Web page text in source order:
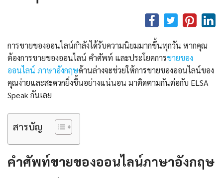
การขายของออนไลน์กำลังได้รับความนิยมมากขึ้นทุกวัน หากคุณ
ต้องการขายของออนไลน์ คำศัพท์ และประโยคการขายของ
ออนไลน์ ภาษาอังกฤษด้านล่างจะช่วยให้การขายของออนไลน์ของ
คุณง่ายและสะดวกยิ่งขึ้นอย่างแน่นอน มาติดตามกันต่อกับ ELSA
Speak กันเลย
สารบัญ
คำศัพท์ขายของออนไลน์ภาษาอังกฤษ